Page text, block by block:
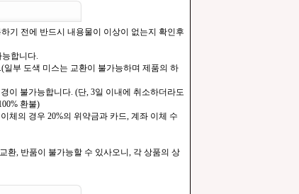
기 전에 반드시 내용물이 이상이 없는지 확인후
합니다.
부 도색 미스는 교환이 불가능하며 제품의 하
이 불가능합니다. (단, 3일 이내에 취소하더라도
환불)
체의 경우 20%의 위약금과 카드, 계좌 이체 수
환, 반품이 불가능할 수 있사오니, 각 상품의 상